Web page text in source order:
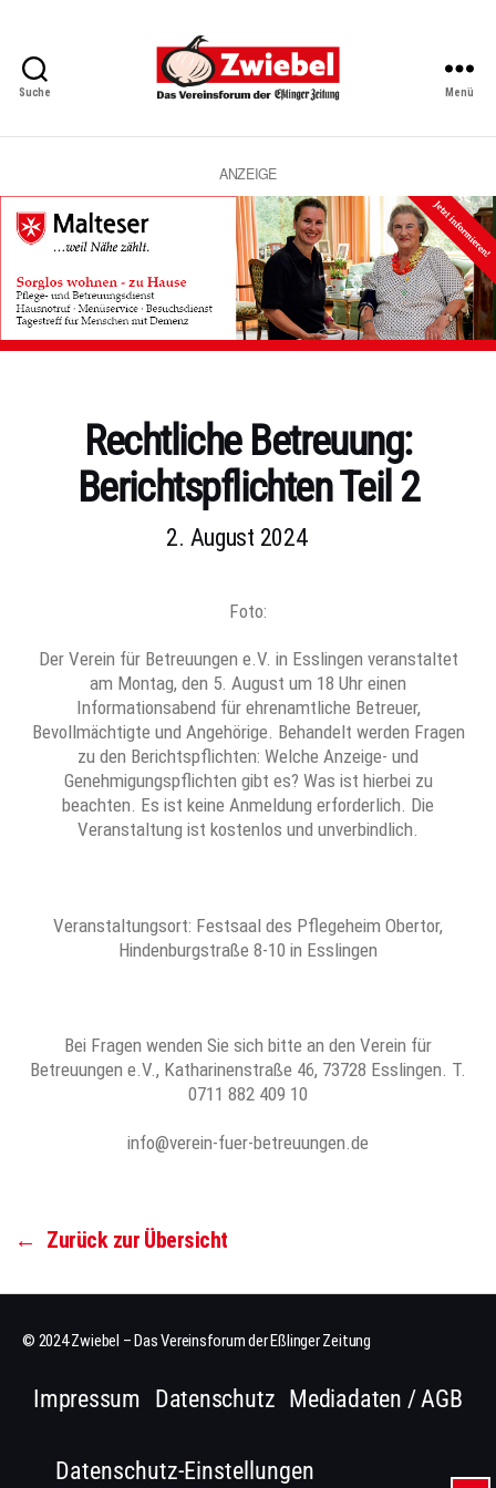
Suche
Vereinsforum
Eßlinger
Zeitung
Menü
ANZEIGE
KategorienRechtliche Betreuung:
Berichtspflichten Teil 2
2. August 2024
Foto:
Der Verein für Betreuungen e.V. in Esslingen veranstaltet
am Montag, den 5. August um 18 Uhr einen
Informationsabend für ehrenamtliche Betreuer,
Bevollmächtigte und Angehörige. Behandelt werden Fragen
zu den Berichtspflichten: Welche Anzeige- und
Genehmigungspflichten gibt es? Was ist hierbei zu
beachten. Es ist keine Anmeldung erforderlich. Die
Veranstaltung ist kostenlos und unverbindlich.
Veranstaltungsort: Festsaal des Pflegeheim Obertor,
Hindenburgstraße 8-10 in Esslingen
Bei Fragen wenden Sie sich bitte an den Verein für
Betreuungen e.V., Katharinenstraße 46, 73728 Esslingen. T.
0711 882 409 10
info@verein-fuer-betreuungen.de
← Zurück zur Übersicht
© 2024 Zwiebel – Das Vereinsforum der Eßlinger Zeitung
Impressum Datenschutz Mediadaten / AGB
Datenschutz-Einstellungen